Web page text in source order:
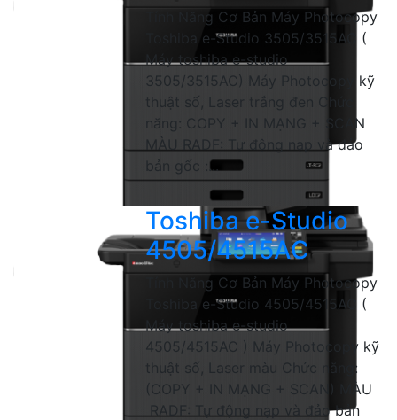
Tính Năng Cơ Bản Máy Photocopy
Toshiba e-Studio 3505/3515AC (
Máy toshiba e-studio
3505/3515AC) Máy Photocopy kỹ
thuật số, Laser trắng đen Chức
năng: COPY + IN MẠNG + SCAN
MÀU RADF: Tự động nạp và đảo
bản gốc :...
Toshiba e-Studio
4505/4515AC
Tính Năng Cơ Bản Máy Photocopy
Toshiba e-Studio 4505/4515AC (
Máy toshiba e-studio
4505/4515AC ) Máy Photocopy kỹ
thuật số, Laser màu Chức năng:
(COPY + IN MẠNG + SCAN) MÀU
RADF: Tự động nạp và đảo bản